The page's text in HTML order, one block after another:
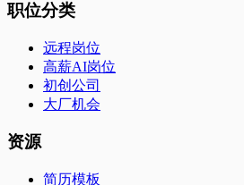
职位分类
远程岗位
高薪AI岗位
初创公司
大厂机会
资源
简历模板